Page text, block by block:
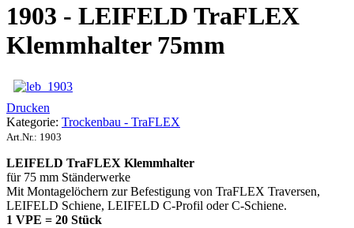
1903 - LEIFELD TraFLEX
Klemmhalter 75mm
Drucken
Kategorie: Trockenbau - TraFLEX
Art.Nr.: 1903
LEIFELD TraFLEX Klemmhalter
für 75 mm Ständerwerke
Mit Montagelöchern zur Befestigung von TraFLEX Traversen,
LEIFELD Schiene, LEIFELD C-Profil oder C-Schiene.
1 VPE = 20 Stück